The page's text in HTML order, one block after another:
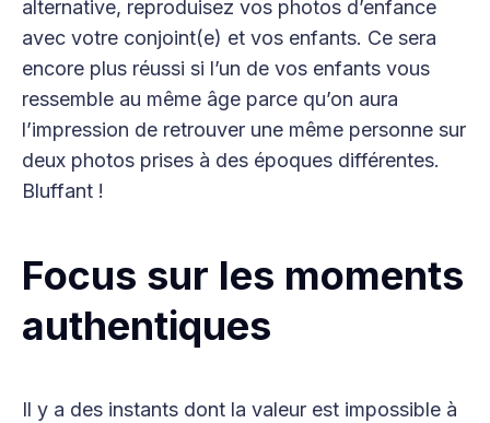
alternative, reproduisez vos photos d’enfance
avec votre conjoint(e) et vos enfants. Ce sera
encore plus réussi si l’un de vos enfants vous
ressemble au même âge parce qu’on aura
l’impression de retrouver une même personne sur
deux photos prises à des époques différentes.
Bluffant !
Focus sur les moments
authentiques
Il y a des instants dont la valeur est impossible à